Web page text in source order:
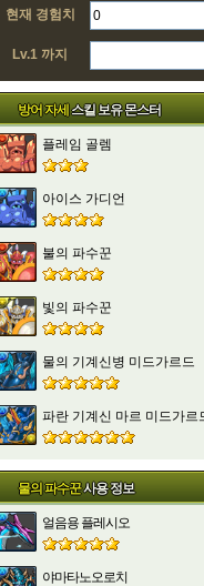
현재 경험치
Lv.1 까지
방어 자세 스킬 보유 몬스터
플레임 골렘
아이스 가디언
불의 파수꾼
빛의 파수꾼
물의 기계신병 미드가르드
파란 기계신 마르 미드가르
물의 파수꾼사용 정보
얼음용 플레시오
야마타노오로치